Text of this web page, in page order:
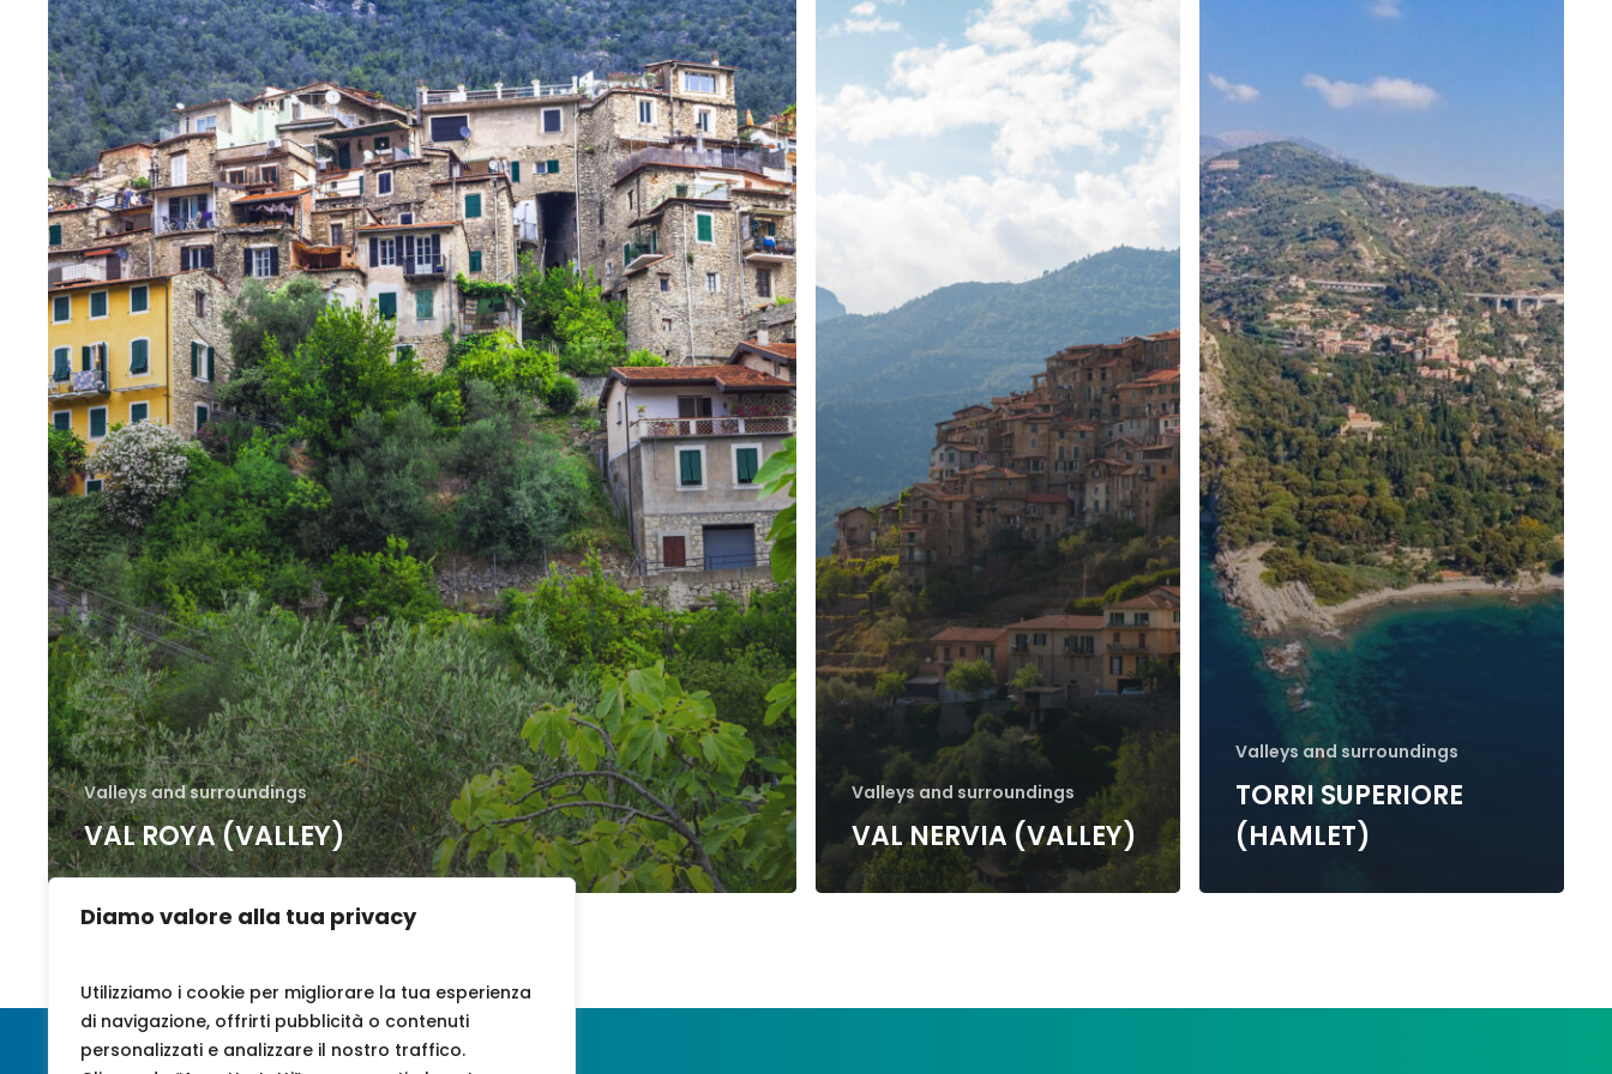
Diamo valore alla tua privacy
Utilizziamo i cookie per migliorare la tua esperienza
di navigazione, offrirti pubblicità o contenuti
personalizzati e analizzare il nostro traffico.
Valleys and surroundings
VAL ROYA (VALLEY)
Valleys and surroundings
VAL NERVIA (VALLEY)
Valleys and surroundings
TORRI SUPERIORE
(HAMLET)